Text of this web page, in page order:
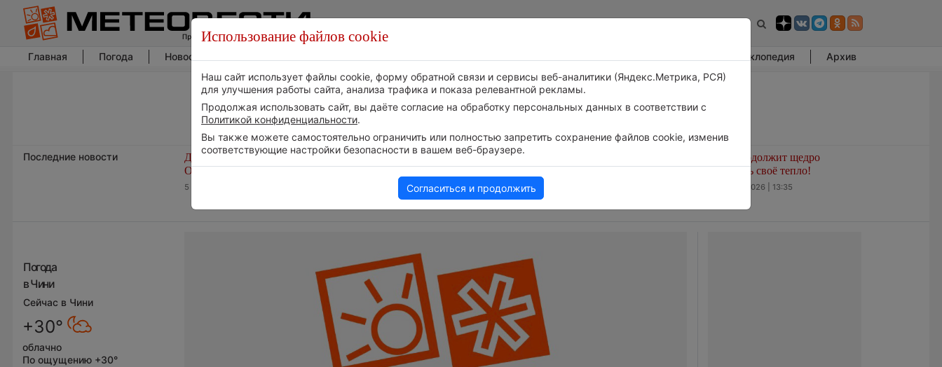
Главная Погода Новости погоды Энциклопедия Архив
Последние новости
Дневная температура воздуха в
ОАЭ превысила +51°
5 августа 2026 | 17:20
Европейские столицы бьют
рекорды жары
5 августа 2026 | 16:59
событий в нашем
Лето продолжит щедро
раздавать своё тепло!
5 августа 2026 | 13:35
Погода
в Чини
Сейчас в Чини
+30°
облачно
По ощущению +30°
Использование файлов cookie
Наш сайт использует файлы cookie, форму обратной связи и сервисы веб-аналитики (Яндекс.Метрика, РСЯ)
для улучшения работы сайта, анализа трафика и показа релевантной рекламы.
Продолжая использовать сайт, вы даёте согласие на обработку персональных данных в соответствии с
Политикой конфиденциальности.
Вы также можете самостоятельно ограничить или полностью запретить сохранение файлов cookie, изменив
соответствующие настройки безопасности в вашем веб-браузере.
Согласиться и продолжить